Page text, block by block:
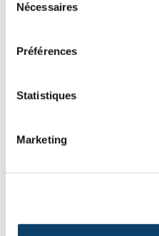
Nécessaires
Préférences
Statistiques
Marketing
InterSoccer
des camps de
filles âgés de 3 à
niveaux.
Avec ses coachs
possibilité à chacun de